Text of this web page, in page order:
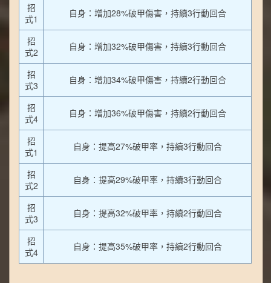
招
式1
自身：增加28%破甲傷害，持續3行動回合
招
式2
自身：增加32%破甲傷害，持續3行動回合
招
式3
自身：增加34%破甲傷害，持續2行動回合
招
式4
自身：增加36%破甲傷害，持續2行動回合
招
式1
自身：提高27%破甲率，持續3行動回合
招
式2
自身：提高29%破甲率，持續3行動回合
招
式3
自身：提高32%破甲率，持續2行動回合
招
式4
自身：提高35%破甲率，持續2行動回合